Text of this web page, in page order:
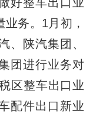
务。1月初，
、陕汽集团、
团进行业务对
区整车出口业
配件出口新业